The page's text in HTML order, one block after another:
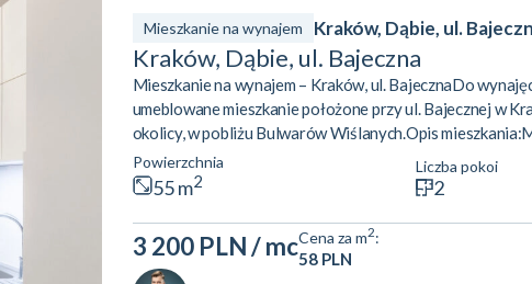
Mieszkanie na wynajem Kraków, Dąbie, ul.
Kraków, Dąbie, ul. Bajeczna
Mieszkanie na wynajem – Kraków, ul. BajecznaDo
umeblowane mieszkanie położone przy ul. Bajecznej w
okolicy, w pobliżu Bulwarów Wiślanych.Opis
i składa się z dwóch niezależnych pokoi, co czyni je
współlokatorów. Jasna, oddzielna kuchnia jest w pełni
Powierzchnia
55 m2
Liczba pokoi
2
3 200 PLN/ mcCena za m2:
58 PLN